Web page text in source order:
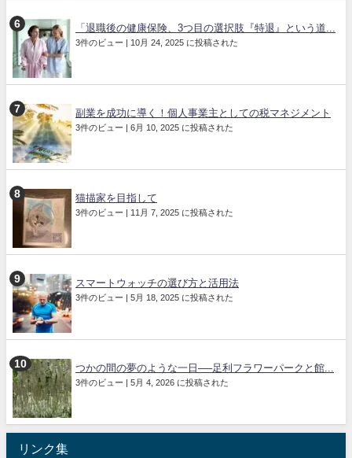
「退職後の健康保険、3つ目の選択肢『特退』という道...
3件のビュー 10月 24, 2025 に投稿された
副業を成功に導く！個人事業主としての税マネジメント
3件のビュー 6月 10, 2025 に投稿された
猫描家を目指して
3件のビュー 11月 7, 2025 に投稿された
スマートウォッチの選び方と活用法
3件のビュー 5月 18, 2025 に投稿された
つかの間の夢のような一日──足利フラワーパークと館...
3件のビュー 5月 4, 2026 に投稿された
リンク集